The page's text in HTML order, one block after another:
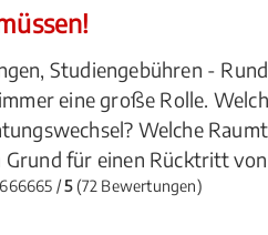
Studiengebühren -
eine große Rolle.
Welche
für einen Rücktritt
/5(72 Bewertungen)